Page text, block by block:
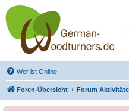
Drechseln und
Kunsthandwerk -
German-Woodturners
*Forum Sauerland*
Der Treffpunkt für Drechsler und Freunde
Wer ist Online
Foren-Übersicht Forum